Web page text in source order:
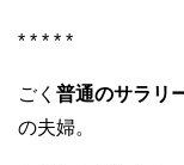
* * * * *
ごく 普通のサラリ
の夫婦。